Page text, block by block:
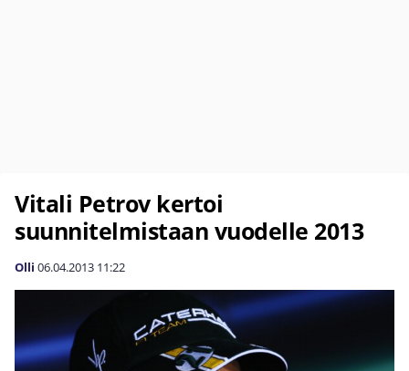
Vitali Petrov kertoi
suunnitelmistaan vuodelle 2013
Olli 06.04.2013 11:22